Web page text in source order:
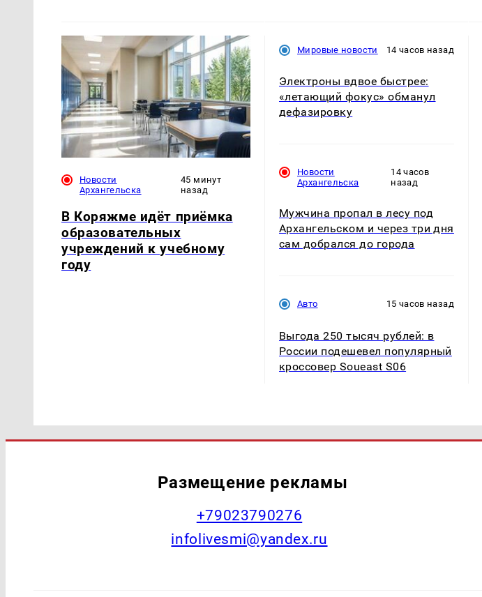
Новости
Архангельска
45 минут
назад
В Коряжме идёт приёмка
образовательных
учреждений к учебному
году
Мировые новости 14 часов назад
Электроны вдвое быстрее:
«летающий фокус» обманул
дефазировку
Новости
Архангельска
14 часов
назад
Мужчина пропал в лесу под
Архангельском и через три дня
сам добрался до города
Авто 15 часов назад
Выгода 250 тысяч рублей: в
России подешевел популярный
кроссовер Soueast S06
Размещение рекламы
+79023790276
infolivesmi@yandex.ru